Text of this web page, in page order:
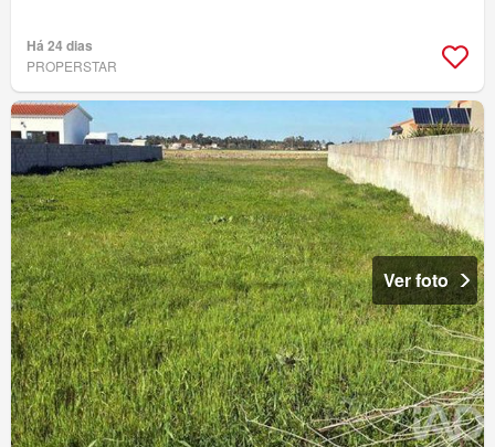
Há 24 dias
PROPERSTAR
Ver foto